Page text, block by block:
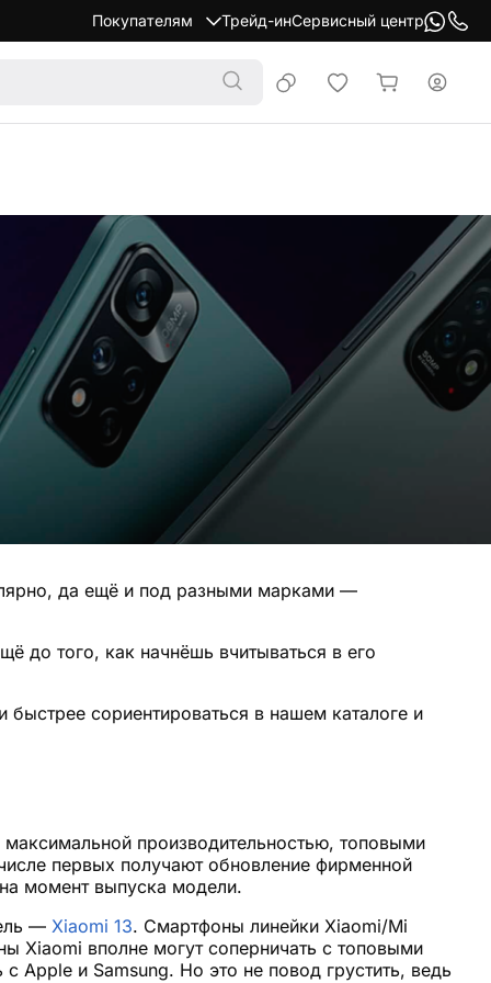
Покупателям Трейд-инСервисный центр
да ещё и под разными марками —
до того, как начнёшь вчитываться в его
сориентироваться в нашем каталоге и
производительностью, топовыми
первых получают обновление фирменной
момент выпуска модели.
— Xiaomi 13. Смартфоны линейки Xiaomi/Mi
Xiaomi вполне могут соперничать с топовыми
Apple и Samsung. Но это не повод грустить, ведь